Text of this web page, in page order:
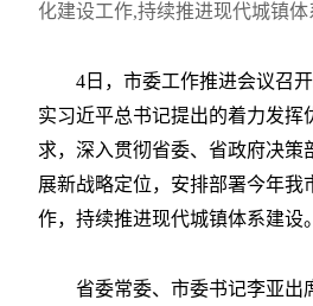
化建设工作,持续推进现代城镇体
4日，市委工作推进会议召
实习近平总书记提出的着力发挥
求，深入贯彻省委、省政府决策
展新战略定位，安排部署今年我
作，持续推进现代城镇体系建设。
省委常委、市委书记李亚出